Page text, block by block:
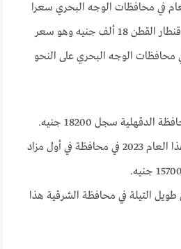
في محافظات الوجه البحري سعرا
غير مسبوقاً فقد تجاوز سعر قنطار القطن 18 ألف جنيه وهو سعر
محافظات الوجه البحري على النحو
سجل 18200 جنيه.
بلغ سعر قنطار القطن هذا العام 2023 في محافظة في أول مزاد
التيلة في محافظة الشرقية هذا